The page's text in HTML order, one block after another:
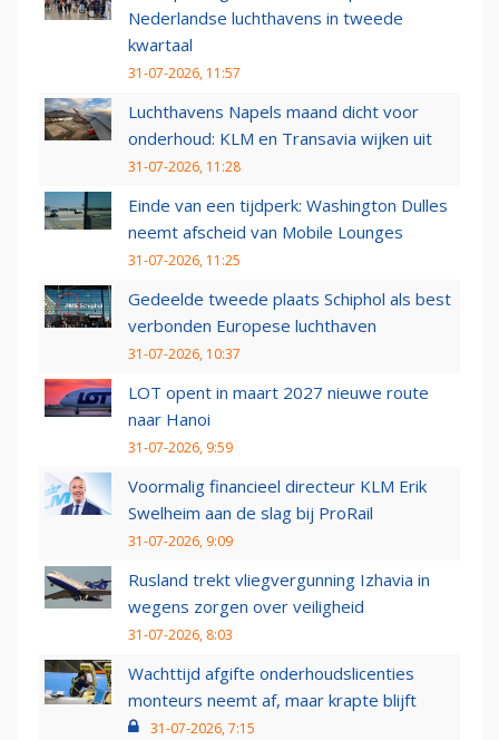
Nederlandse luchthavens in tweede
kwartaal
31-07-2026, 11:57
Luchthavens Napels maand dicht voor
onderhoud: KLM en Transavia wijken uit
31-07-2026, 11:28
Einde van een tijdperk: Washington Dulles
neemt afscheid van Mobile Lounges
31-07-2026, 11:25
Gedeelde tweede plaats Schiphol als best
verbonden Europese luchthaven
31-07-2026, 10:37
LOT opent in maart 2027 nieuwe route
naar Hanoi
31-07-2026, 9:59
Voormalig financieel directeur KLM Erik
Swelheim aan de slag bij ProRail
31-07-2026, 9:09
Rusland trekt vliegvergunning Izhavia in
wegens zorgen over veiligheid
31-07-2026, 8:03
Wachttijd afgifte onderhoudslicenties
monteurs neemt af, maar krapte blijft
31-07-2026, 7:15